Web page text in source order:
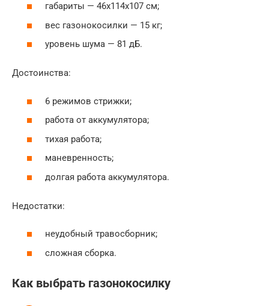
габариты — 46x114x107 см;
вес газонокосилки — 15 кг;
уровень шума — 81 дБ.
Достоинства:
6 режимов стрижки;
работа от аккумулятора;
тихая работа;
маневренность;
долгая работа аккумулятора.
Недостатки:
неудобный травосборник;
сложная сборка.
Как выбрать газонокосилку